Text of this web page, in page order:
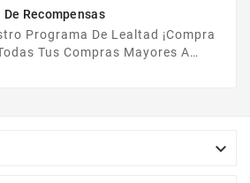
De Recompensas
Programa De Lealtad ¡compra
Tus Compras Mayores A
